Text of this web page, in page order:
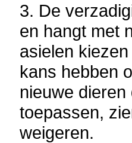
3. De
en hangt met
asielen
kans hebben
nieuwe
toepassen,
weigeren.